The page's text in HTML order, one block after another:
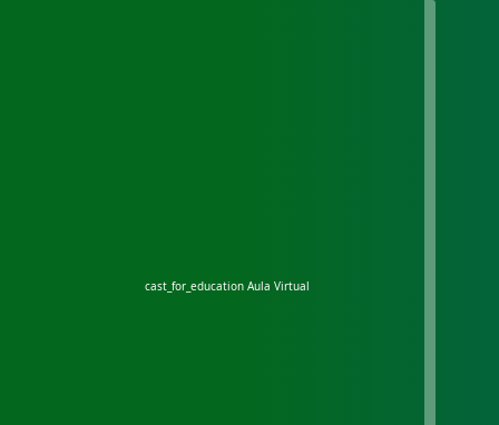
cast_for_education Aula Virtual